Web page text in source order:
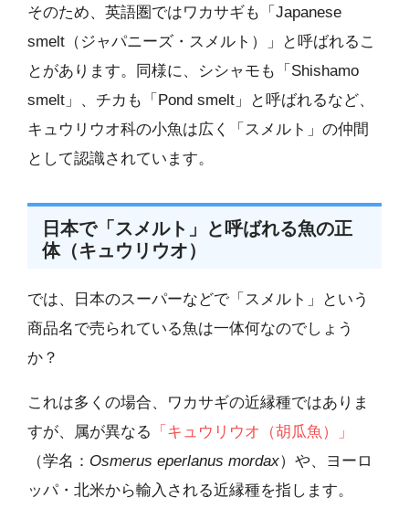
そのため、英語圏ではワカサギも「Japanese
smelt（ジャパニーズ・スメルト）」と呼ばれるこ
とがあります。同様に、シシャモも「Shishamo
smelt」、チカも「Pond smelt」と呼ばれるなど、
キュウリウオ科の小魚は広く「スメルト」の仲間
として認識されています。
日本で「スメルト」と呼ばれる魚の正
体（キュウリウオ）
では、日本のスーパーなどで「スメルト」という
商品名で売られている魚は一体何なのでしょう
か？
これは多くの場合、ワカサギの近縁種ではありま
すが、属が異なる
「キュウリウオ（胡瓜魚）」
（学名： Osmerus eperlanus mordax）や、ヨーロ
ッパ・北米から輸入される近縁種を指します。